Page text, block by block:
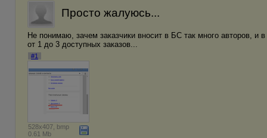
Просто жалуюсь...
Не понимаю, зачем заказчики вносит в БС так много авторов,
от 1 до 3 доступных заказов...
#1
528x407, bmp
0.61 Mb